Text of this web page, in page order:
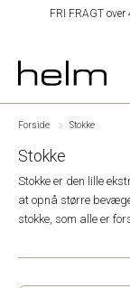
FRI FRAGT over
Forside Stokke
Stokke
Stokke er den lille
at opnå større
stokke, som alle er